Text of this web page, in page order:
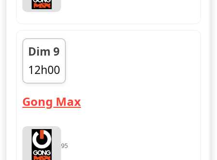
Dim 9
12h00
fin 15h00
Gong Max— Gong Max
95